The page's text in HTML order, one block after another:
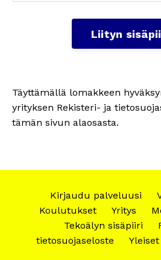
Liityn
Täyttämällä lomakkeen
yrityksen Rekisteri- ja
tämän sivun alaosasta.
Kirjaudu palveluusi
Koulutukset
Yritys
Tekoälyn sisäpiiri
tietosuojaseloste